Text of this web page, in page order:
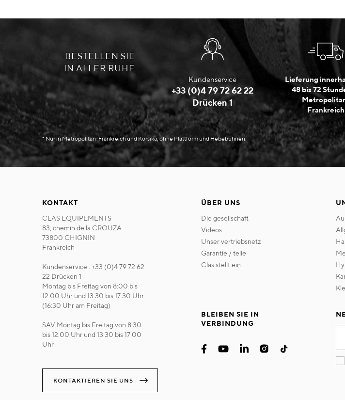
BESTELLEN SIE
IN ALLER RUHE
Kundenservice
+33 (0)4 79 72 62 22
Drücken 1
Lieferung
48 bis 72
Frankreich
* Nur in Metropolitan-Frankreich und Korsika, ohne Plattform und Hebebühnen.
KONTAKT
CLAS EQUIPEMENTS
83, chemin de la CROUZA
73800 CHIGNIN
Frankreich
Kundenservice : +33 (0)4 79 72 62
22 Drücken 1
Montag bis Freitag von 8:00 bis
12:00 Uhr und 13:30 bis 17:30 Uhr
(16:30 Uhr am Freitag)
SAV Montag bis Freitag von 8:30
bis 12:00 Uhr und 13:30 bis 17:00
Uhr
KONTAKTIEREN SIE UNS
ÜBER UNS
die gesellschaft
videos
unser vertriebsnetz
garantie / teile
clas stellt ein
BLEIBEN SIE IN
VERBINDUNG
für